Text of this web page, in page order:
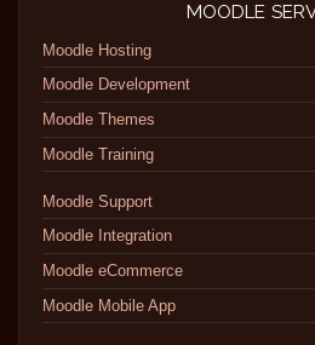
MOODLE
Moodle Hosting
Moodle Development
Moodle Themes
Moodle Training
Moodle Support
Moodle Integration
Moodle eCommerce
Moodle Mobile App